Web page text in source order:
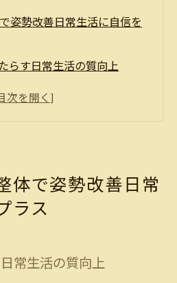
姿勢改善日常生活に自信を
らす日常生活の質向上
き美容整体サロンの特徴
のセルフケア方法
わる最新施術法とは
最新美容整体技術
的な施術法の紹介
体で姿勢改善日常
ラス
常生活の質向上